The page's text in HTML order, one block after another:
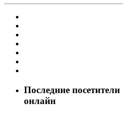
Последние посетители
онлайн